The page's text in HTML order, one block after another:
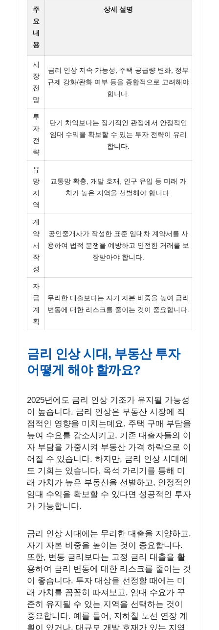
주
요
내
용
상세 설명
시
장
전
망
금리 인상 지속 가능성, 주택 공급량 변화, 정부
규제 강화/완화 여부 등을 종합적으로 고려해야
합니다.
투
자
전
략
단기 차익보다는 장기적인 관점에서 안정적인
임대 수익을 확보할 수 있는 투자 전략이 유리
합니다.
유
망
지
역
교통망 확충, 개발 호재, 인구 유입 등 미래 가
치가 높은 지역을 선별해야 합니다.
계
약
서
작
성
공인중개사가 작성한 표준 임대차 계약서를 사
용하여 법적 분쟁을 예방하고 안전한 거래를 보
장받아야 합니다.
자
금
계
획
무리한 대출보다는 자기 자본 비중을 높여 금리
변동에 대한 리스크를 줄이는 것이 중요합니다.
금리 인상 시대, 부동산 투자
어떻게 해야 할까요?
2025년에도 금리 인상 기조가 유지될 가능성
이 높습니다. 금리 인상은 부동산 시장에 직
접적인 영향을 미치는데요. 주택 구매 부담을
높여 수요를 감소시키고, 기존 대출자들의 이
자 부담을 가중시켜 부동산 가격 하락으로 이
어질 수 있습니다. 하지만, 금리 인상 시대에
도 기회는 있습니다. 옥석 가리기를 통해 미
래 가치가 높은 부동산을 선별하고, 안정적인
임대 수익을 확보할 수 있다면 성공적인 투자
가 가능합니다.
금리 인상 시대에는 무리한 대출을 지양하고,
자기 자본 비중을 높이는 것이 중요합니다.
또한, 변동 금리보다는 고정 금리 대출을 활
용하여 금리 변동에 대한 리스크를 줄이는 것
이 좋습니다. 투자 대상을 선정할 때에는 미
래 가치를 꼼꼼히 따져보고, 임대 수요가 꾸
준히 유지될 수 있는 지역을 선택하는 것이
중요합니다. 예를 들어, 지하철 노선 연장 계
획이 있거나, 대규모 개발 호재가 있는 지역